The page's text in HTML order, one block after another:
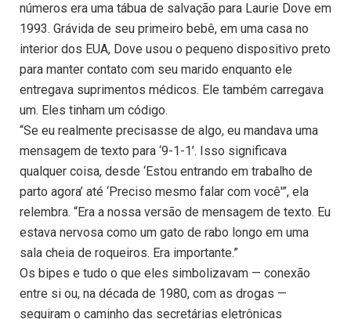
números era uma tábua de salvação para Laurie Dove em
1993. Grávida de seu primeiro bebê, em uma casa no
interior dos EUA, Dove usou o pequeno dispositivo preto
para manter contato com seu marido enquanto ele
entregava suprimentos médicos. Ele também carregava
um. Eles tinham um código.
“Se eu realmente precisasse de algo, eu mandava uma
mensagem de texto para ‘9-1-1’. Isso significava
qualquer coisa, desde ‘Estou entrando em trabalho de
parto agora’ até ‘Preciso mesmo falar com você'”, ela
relembra. “Era a nossa versão de mensagem de texto. Eu
estava nervosa como um gato de rabo longo em uma
sala cheia de roqueiros. Era importante.”
Os bipes e tudo o que eles simbolizavam — conexão
entre si ou, na década de 1980, com as drogas —
seguiram o caminho das secretárias eletrônicas